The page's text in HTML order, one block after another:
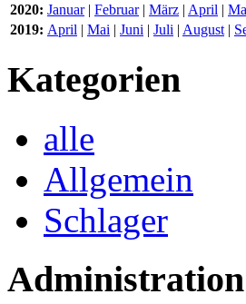
2020: Januar| Februar| März | April |
2019: April | Mai | Juni | Juli | August|
Kategorien
alle
Allgemein
Schlager
Administration